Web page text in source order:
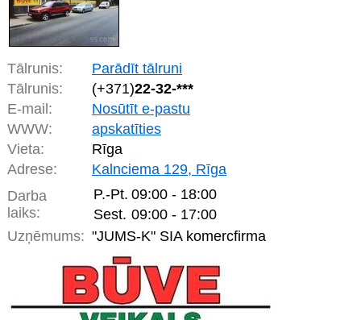
Tālrunis:
Parādīt tālruni
Tālrunis:
(+371)22-32-***
E-mail:
Nosūtīt e-pastu
WWW:
apskatīties
Vieta:
Rīga
Adrese:
Kalnciema 129, Rīga
Darba
laiks:
P.-Pt. 09:00 - 18:00
Sest. 09:00 - 17:00
Uzņēmums: "JUMS-K" SIA komercfirma